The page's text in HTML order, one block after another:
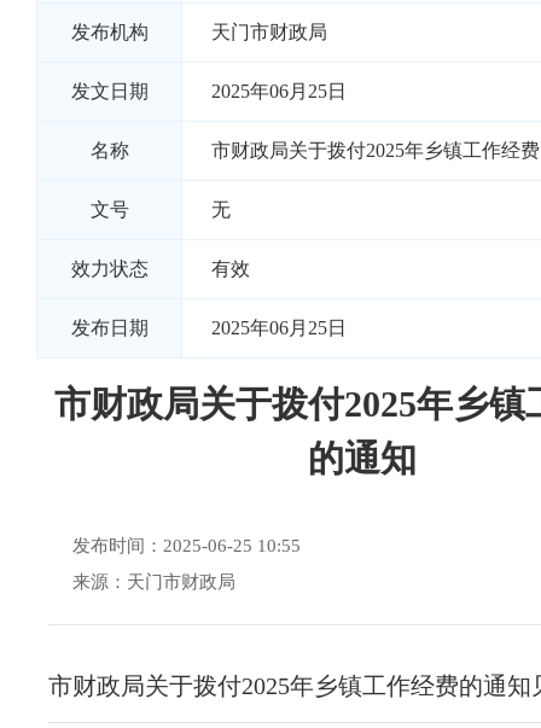
发布机构 天门市财政局
发文日期 2025年06月25日
名称 市财政局关于拨付2025年乡镇工作经
文号 无
效力状态 有效
发布日期 2025年06月25日
市财政局关于拨付2025年乡镇
的通知
发布时间：2025-06-25 10:55
来源：天门市财政局
市财政局关于拨付2025年乡镇工作经费的通知